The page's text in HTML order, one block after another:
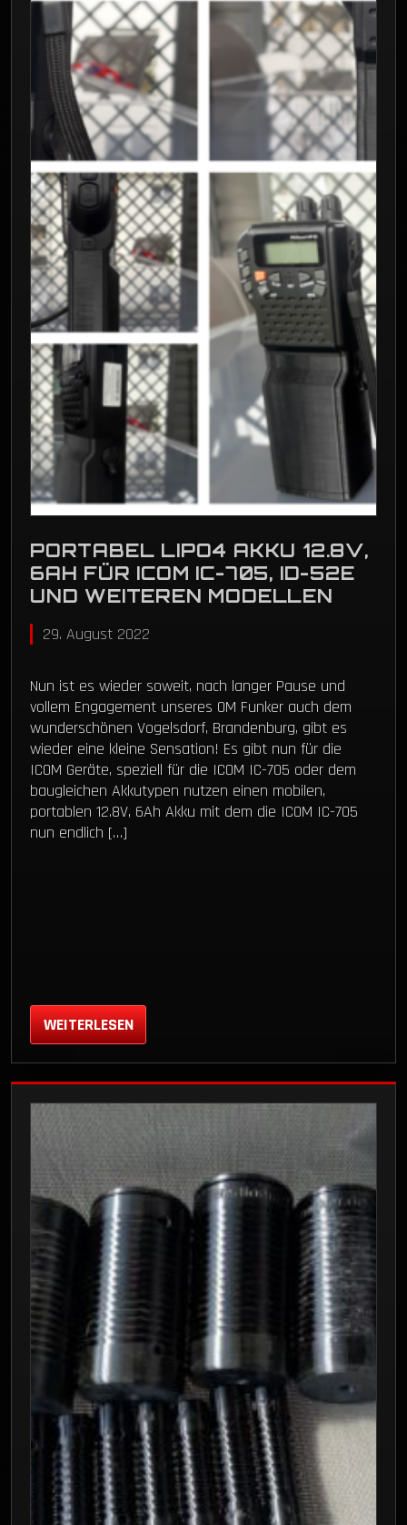
PORTABEL LIPO4 AKKU 12.8V,
6AH FÜR ICOM IC-705, ID-52E
UND WEITEREN MODELLEN
29. August 2022
Nun ist es wieder soweit, nach langer Pause und
vollem Engagement unseres OM Funker auch dem
wunderschönen Vogelsdorf, Brandenburg, gibt es
wieder eine kleine Sensation! Es gibt nun für die
ICOM Geräte, speziell für die ICOM IC-705 oder dem
baugleichen Akkutypen nutzen einen mobilen,
portablen 12.8V, 6Ah Akku mit dem die ICOM IC-705
nun endlich […]
WEITERLESEN